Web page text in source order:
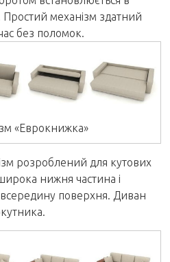
механізм здатний
без поломок.
«Еврокнижка»
розроблений для кутових
нижня частина і
всередину поверхня. Диван